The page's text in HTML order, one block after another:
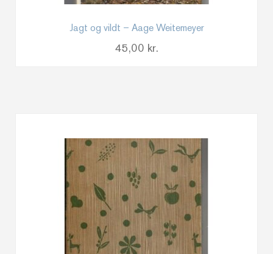
Jagt og vildt – Aage Weitemeyer
45,00 kr.